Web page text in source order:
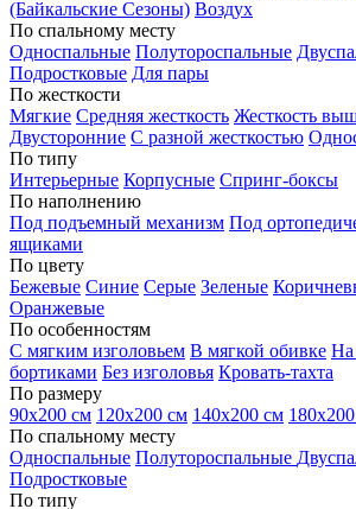
(Байкальские Сезоны) Воздух
По спальному месту
Односпальные Полутороспальные
Подростковые Для пары
По жесткости
Мягкие Средняя жесткость Жесткость
Двусторонние С разной жесткостью
По типу
Интерьерные Корпусные Спринг-боксы
По наполнению
Под подъемный механизм Под
ящиками
По цвету
Бежевые Синие Серые Зеленые
Оранжевые
По особенностям
С мягким изголовьем В мягкой обивке На
бортиками Без изголовья Кровать-тахта
По размеру
90х200 см 120х200 см 140х200 см
По спальному месту
Односпальные Полутороспальные
Подростковые
По типу